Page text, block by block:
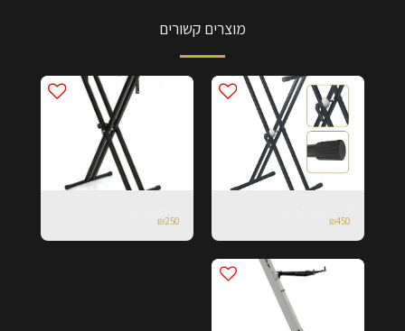
מוצרים קשורים
₪450
₪250